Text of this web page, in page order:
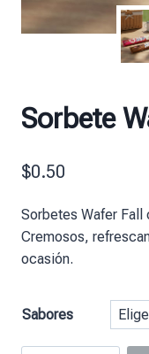
Sorbete
$0.50
Sorbetes Wafer Fall
Cremosos,
ocasión.
Sabores